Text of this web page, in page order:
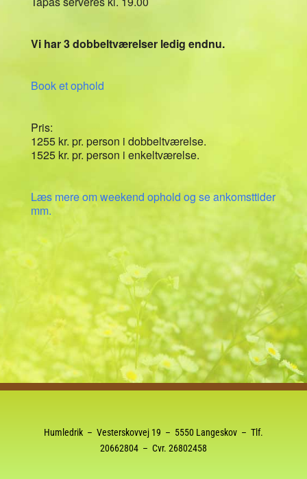
Vi har 3 dobbeltværelser ledig endnu.
Book et ophold
Pris:
1255 kr. pr. person i dobbeltværelse.
1525 kr. pr. person i enkeltværelse.
Læs mere om weekend ophold og se ankomsttider
mm.
Humledrik – Vesterskovvej 19 – 5550 Langeskov – Tlf.
20662804– Cvr. 26802458